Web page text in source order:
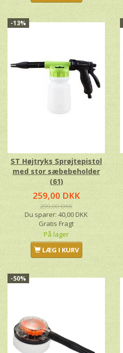
-13%
ST Højtryks Sprøjtepistol
med stor sæbebeholder
(61)
259,00 DKK
299,00 DKK
Du sparer: 40,00 DKK
Gratis Fragt
På lager
LÆG I KURV
-50%